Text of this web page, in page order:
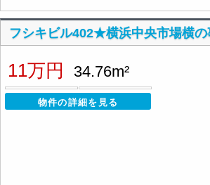
フシキビル402★横浜中央市場横の
11万円 34.76m²
物件の詳細を見る